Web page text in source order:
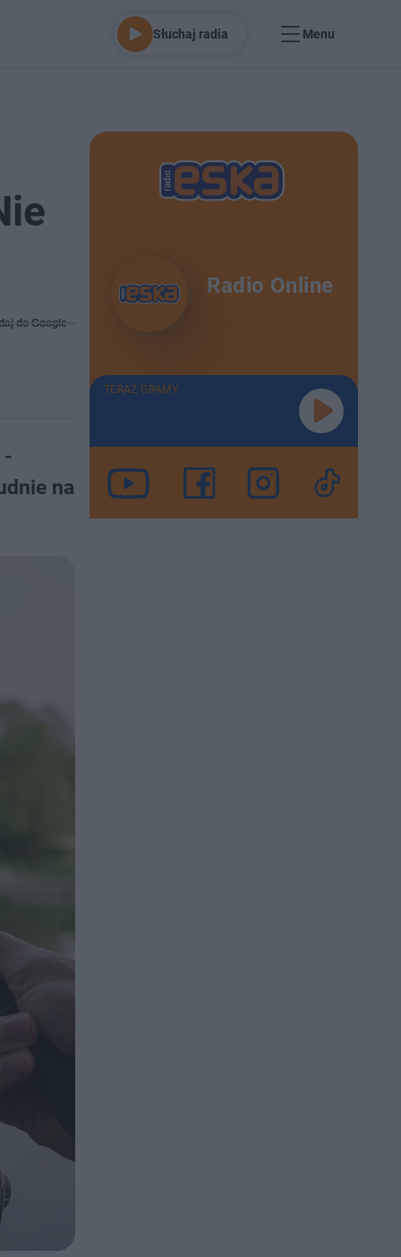
Słuchaj radia Menu
do Google
-
na
Radio Online
TERAZ GRAMY